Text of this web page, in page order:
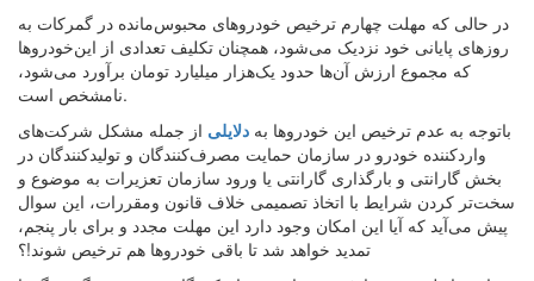
در حالی که مهلت چهارم ترخیص خودروهای محبوس‌مانده در گمرکات به
روزهای پایانی خود نزدیک می‌شود، همچنان تکلیف تعدادی از این‌خودروها
که مجموع ارزش آن‌ها حدود یک‌هزار میلیارد تومان برآورد می‌شود،
نامشخص است.
باتوجه به عدم ترخیص این خودروها به دلایلی از جمله مشکل شرکت‌های
واردکننده خودرو در سازمان حمایت مصرف‌کنندگان و تولیدکنندگان در
بخش گارانتی و بارگذاری گارانتی یا ورود سازمان تعزیرات به موضوع و
سخت‌تر کردن شرایط با اتخاذ تصمیمی خلاف قانون ومقررات، این سوال
پیش می‌آید که آیا این امکان وجود دارد این مهلت مجدد و برای بار پنجم،
تمدید خواهد شد تا باقی خودروها هم ترخیص شوند!؟